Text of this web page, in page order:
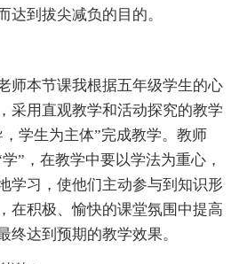
达到拔尖减负的目的。
本节课我根据五年级学生的心
采用直观教学和活动探究的教学
学生为主体”完成教学。教师
”，在教学中要以学法为重心，
学习，使他们主动参与到知识形
在积极、愉快的课堂氛围中提高
终达到预期的教学效果。